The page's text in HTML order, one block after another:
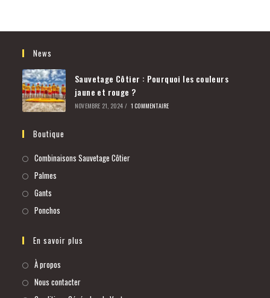
News
Sauvetage Côtier : Pourquoi les couleurs
jaune et rouge ?
NOVEMBRE 21, 2024 / 1 COMMENTAIRE
Boutique
Combinaisons Sauvetage Côtier
Palmes
Gants
Ponchos
En savoir plus
À propos
Nous contacter